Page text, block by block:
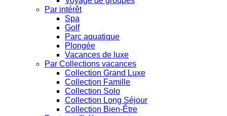
Par intérêt
Spa
Golf
Parc aquatique
Plongée
Vacances de luxe
Par Collections vacances
Collection Grand Luxe
Collection Famille
Collection Solo
Collection Long Séjour
Collection Bien-Être